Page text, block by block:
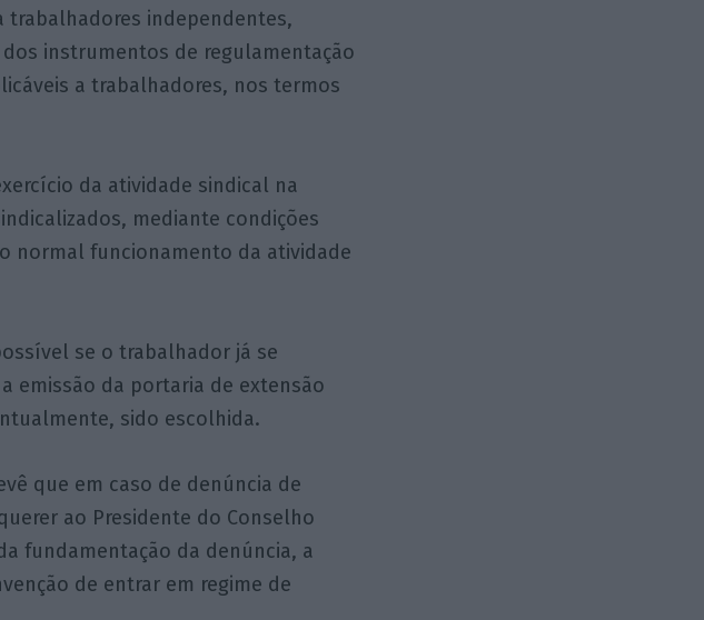
trabalhadores independentes,
instrumentos de regulamentação
a trabalhadores, nos termos
da atividade sindical na
mediante condições
normal funcionamento da atividade
se o trabalhador já se
emissão da portaria de extensão
sido escolhida.
que em caso de denúncia de
ao Presidente do Conselho
fundamentação da denúncia, a
de entrar em regime de